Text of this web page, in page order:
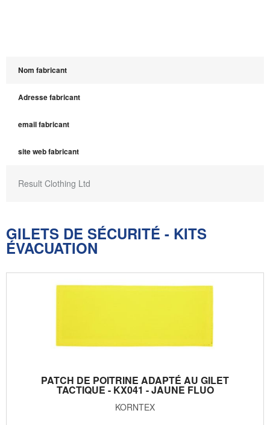
Nom fabricant
Adresse fabricant
email fabricant
site web fabricant
Result Clothing Ltd
GILETS DE SÉCURITÉ - KITS
ÉVACUATION
PATCH DE POITRINE ADAPTÉ AU GILET
TACTIQUE - KX041 - JAUNE FLUO
KORNTEX